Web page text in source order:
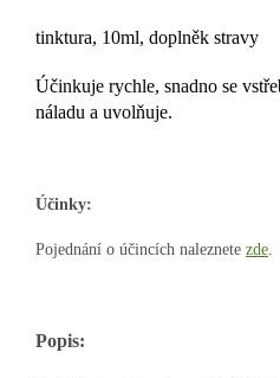
tinktura, 10ml, doplněk stravy
Účinkuje rychle, snadno se
náladu a uvolňuje.
Účinky:
Pojednání o účincích naleznete zde.
Popis: